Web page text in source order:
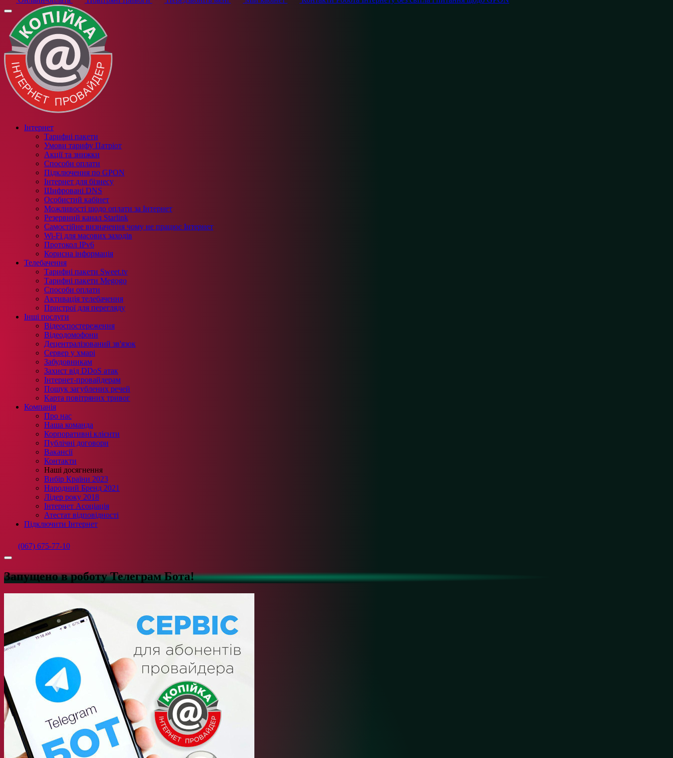
Інтернет
Тарифні пакети
Умови тарифу Патріот
Акції та знижки
Способи оплати
Підключення по GPON
Інтернет для бізнесу
Шифровані DNS
Особистий кабінет
Можливості щодо оплати за Інтернет
Резервний канал Starlink
Самостійне визначення чому не працює Інтернет
Wi-Fi для масових заходів
Протокол IPv6
Корисна інформація
Телебачення
Тарифні пакети Sweet.tv
Тарифні пакети Megogo
Способи оплати
Активація телебачення
Пристрої для перегляду
Інші послуги
Відеоспостереження
Відеодомофони
Децентралізований зв'язок
Сервер у хмарі
Забудовникам
Захист від DDoS атак
Інтернет-провайдерам
Пошук загублених речей
Карта повітряних тривог
Компанія
Про нас
Наша команда
Корпоративні клієнти
Публічні договори
Вакансії
Контакти
Наші досягнення
Вибір Країни 2023
Народний Бренд 2021
Лідер року 2018
Інтернет Асоціація
Атестат відповідності
Підключити Інтернет
(067) 675-77-10
Запущено в роботу Телеграм Бота!